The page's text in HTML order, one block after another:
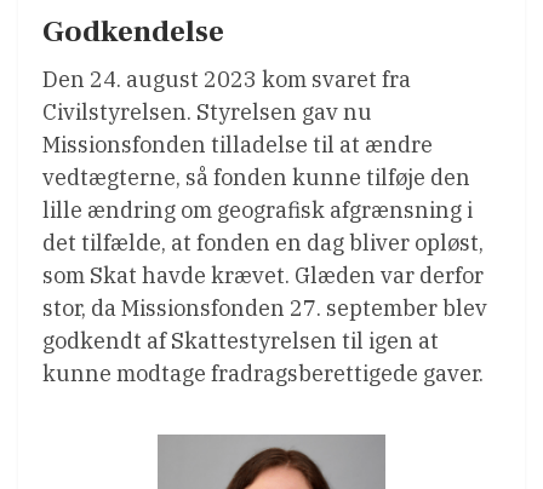
Godkendelse
Den 24. august 2023 kom svaret fra
Civilstyrelsen. Styrelsen gav nu
Missionsfonden tilladelse til at ændre
vedtægterne, så fonden kunne tilføje den
lille ændring om geografisk afgrænsning i
det tilfælde, at fonden en dag bliver opløst,
som Skat havde krævet. Glæden var derfor
stor, da Missionsfonden 27. september blev
godkendt af Skattestyrelsen til igen at
kunne modtage fradragsberettigede gaver.